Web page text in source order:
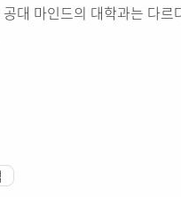
대 마인드의 대학과는 다르